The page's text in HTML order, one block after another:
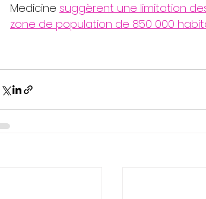
Medicine suggèrent une limitation
zone de population de 850 000